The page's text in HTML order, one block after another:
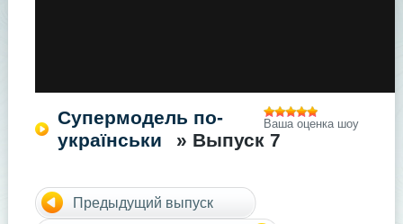
Супермодель по-
українськи
» Выпуск 7
Ваша оценка шоу
Предыдущий выпуск